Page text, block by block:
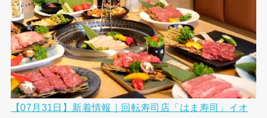
【07月31日】新着情報｜回転寿司店「はま寿司」イオ